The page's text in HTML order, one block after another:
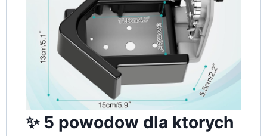
✨ 5 powodow dla ktorych